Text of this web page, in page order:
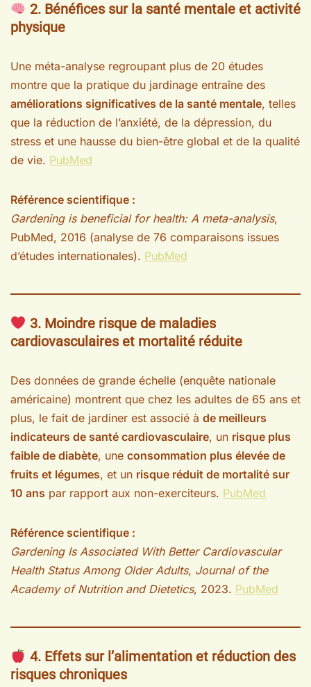
2. Bénéfices sur la santé mentale et activité
physique
Une méta-analyse regroupant plus de 20 études
montre que la pratique du jardinage entraîne des
améliorations significatives de la santé mentale, telles
que la réduction de l’anxiété, de la dépression, du
stress et une hausse du bien-être global et de la qualité
de vie. PubMed
Référence scientifique :
Gardening is beneficial for health: A meta-analysis,
PubMed, 2016 (analyse de 76 comparaisons issues
d’études internationales). PubMed
3. Moindre risque de maladies
cardiovasculaires et mortalité réduite
Des données de grande échelle (enquête nationale
américaine) montrent que chez les adultes de 65 ans et
plus, le fait de jardiner est associé à de meilleurs
indicateurs de santé cardiovasculaire, un risque plus
faible de diabète, une consommation plus élevée de
fruits et légumes, et un risque réduit de mortalité sur
10 ans par rapport aux non-exerciteurs. PubMed
Référence scientifique :
Gardening Is Associated With Better Cardiovascular
Health Status Among Older Adults, Journal of the
Academy of Nutrition and Dietetics, 2023. PubMed
4. Effets sur l’alimentation et réduction des
risques chroniques